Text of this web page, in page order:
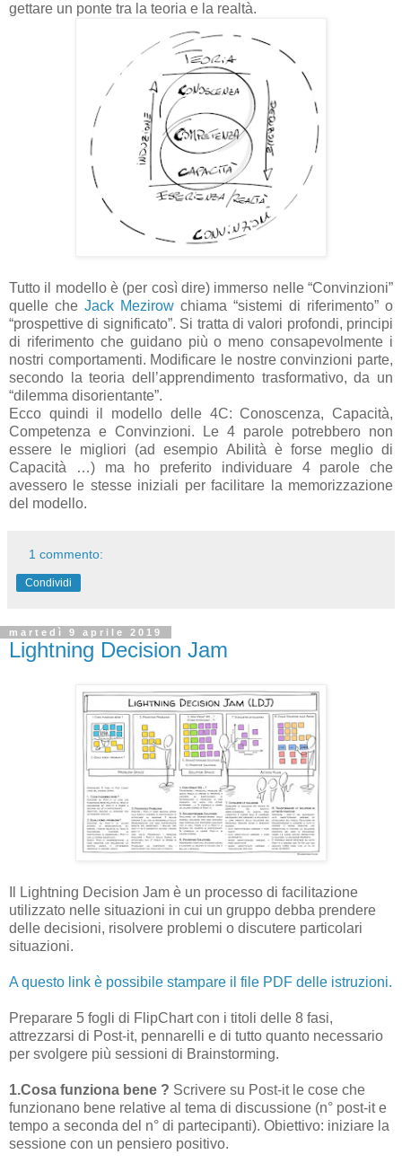
gettare un ponte tra la teoria e la realtà.
Tutto il modello è (per così dire) immerso nelle “Convinzioni”
quelle che Jack Mezirow chiama “sistemi di riferimento” o
“prospettive di significato”. Si tratta di valori profondi, principi
di riferimento che guidano più o meno consapevolmente i
nostri comportamenti. Modificare le nostre convinzioni parte,
secondo la teoria dell’apprendimento trasformativo, da un
“dilemma disorientante”.
Ecco quindi il modello delle 4C: Conoscenza, Capacità,
Competenza e Convinzioni. Le 4 parole potrebbero non
essere le migliori (ad esempio Abilità è forse meglio di
Capacità …) ma ho preferito individuare 4 parole che
avessero le stesse iniziali per facilitare la memorizzazione
del modello.
1 commento:
Condividi
martedì 9 aprile 2019
Lightning Decision Jam
Il Lightning Decision Jam è un processo di facilitazione
utilizzato nelle situazioni in cui un gruppo debba prendere
delle decisioni, risolvere problemi o discutere particolari
situazioni.
A questo link è possibile stampare il file PDF delle istruzioni.
Preparare 5 fogli di FlipChart con i titoli delle 8 fasi,
attrezzarsi di Post-it, pennarelli e di tutto quanto necessario
per svolgere più sessioni di Brainstorming.
1.Cosa funziona bene ? Scrivere su Post-it le cose che
funzionano bene relative al tema di discussione (n° post-it e
tempo a seconda del n° di partecipanti). Obiettivo: iniziare la
sessione con un pensiero positivo.